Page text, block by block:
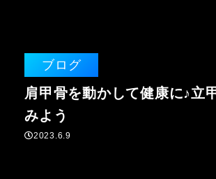
ブログ
肩甲骨を動かして健康に♪立
みよう
2023.6.9